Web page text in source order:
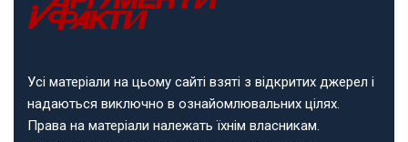
Усі матеріали на цьому сайті взяті з відкритих джерел і
надаються виключно в ознайомлювальних цілях.
Права на матеріали належать їхнім власникам.